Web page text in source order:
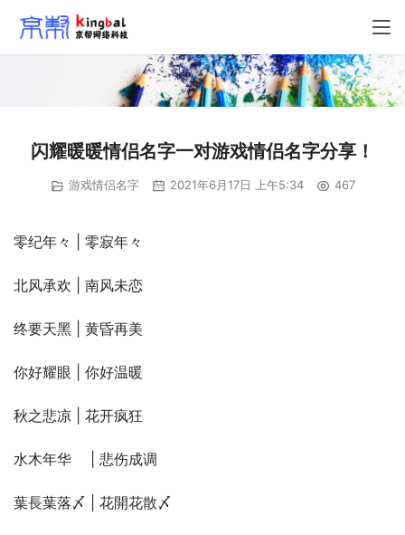
闪耀暖暖情侣名字一对游戏情侣名字分享！
游戏情侣名字 2021年6月17日 上午5:34 467
零纪年々 | 零寂年々
北风承欢 | 南风未恋
终要天黑 | 黄昏再美
你好耀眼 | 你好温暖
秋之悲凉 | 花开疯狂
水木年华ゝ | 悲伤成调ゝ
葉長葉落〆 | 花開花散〆